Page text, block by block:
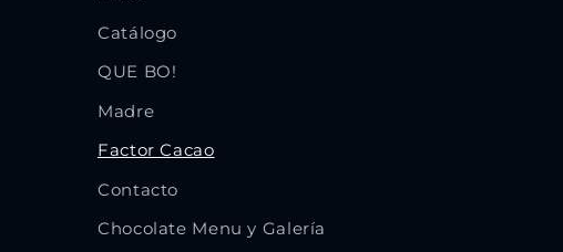
Catálogo
QUE BO!
Madre
Factor Cacao
Contacto
Chocolate Menu y Galería